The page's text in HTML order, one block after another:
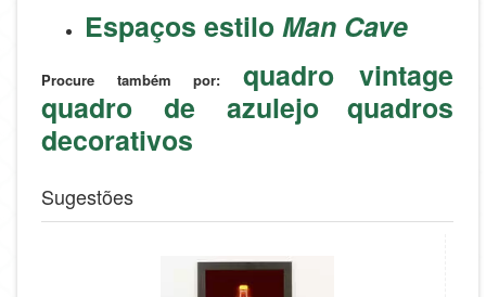
Espaços estiloMan Cave
Procure também por:
quadro vintage
quadro de azulejo
quadros
decorativos
Sugestões